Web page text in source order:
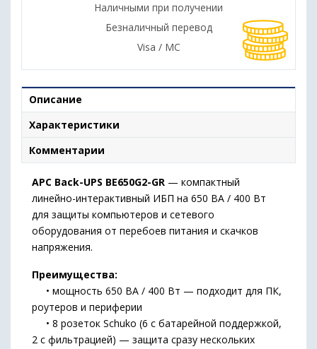
Наличными при получении
Безналичный перевод
Visa / MC
Описание
Характеристики
Комментарии
APC Back-UPS BE650G2-GR — компактный
линейно-интерактивный ИБП на 650 ВА / 400 Вт
для защиты компьютеров и сетевого
оборудования от перебоев питания и скачков
напряжения.
Преимущества:
• мощность 650 ВА / 400 Вт — подходит для ПК,
роутеров и периферии
• 8 розеток Schuko (6 с батарейной поддержкой,
2 с фильтрацией) — защита сразу нескольких